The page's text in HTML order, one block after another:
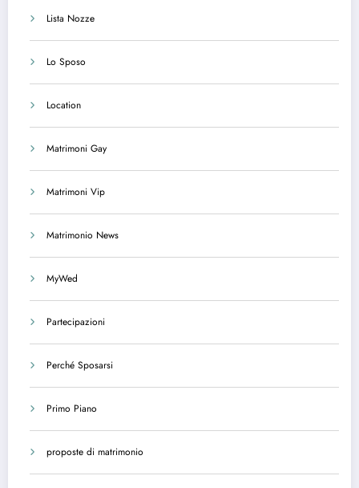
Lista Nozze
Lo Sposo
Location
Matrimoni Gay
Matrimoni Vip
Matrimonio News
MyWed
Partecipazioni
Perché Sposarsi
Primo Piano
proposte di matrimonio